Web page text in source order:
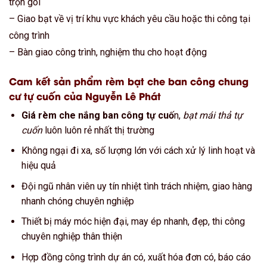
– Giao bạt về vị trí khu vực khách yêu cầu hoặc thi công tại
công trình
– Bàn giao công trình, nghiệm thu cho hoạt động
Cam kết sản phẩm rèm bạt che ban công chung
cư tự cuốn của Nguyễn Lê Phát
Giá rèm che nắng ban công tự cuốn, bạt mái thả tự
cuốnluôn luôn rẻ nhất thị trường
Không ngại đi xa, số lượng lớn với cách xử lý linh hoạt và
hiệu quả
Đội ngũ nhân viên uy tín nhiệt tình trách nhiệm, giao hàng
nhanh chóng chuyên nghiệp
Thiết bị máy móc hiện đại, may ép nhanh, đẹp, thi công
chuyên nghiệp thân thiện
Hợp đồng công trình dự án có, xuất hóa đơn có, báo cáo